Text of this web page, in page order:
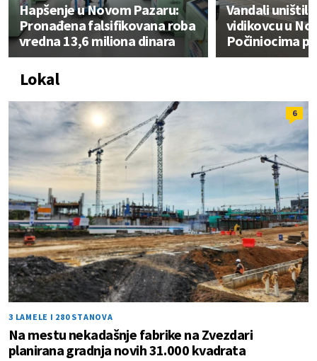
Hapšenje u Novom Pazaru:
Pronađena falsifikovana roba
vredna 13,6 miliona dinara
Vandali uništili
vidikovcu u
Počiniocima
Lokal
6
3 LAMELE I 280 STANOVA
Na mestu nekadašnje fabrike na Zvezdari
planirana gradnja novih 31.000 kvadrata